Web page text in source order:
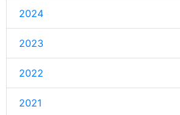
2024
2023
2022
2021